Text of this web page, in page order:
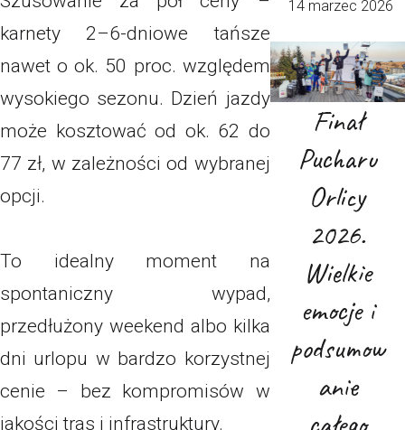
karnety 2–6-dniowe tańsze
nawet o ok. 50 proc. względem
wysokiego sezonu. Dzień jazdy
może kosztować od ok. 62 do
77 zł, w zależności od wybranej
opcji.
To idealny moment na
spontaniczny wypad,
przedłużony weekend albo kilka
dni urlopu w bardzo korzystnej
cenie – bez kompromisów w
jakości tras i infrastruktury.
14 marzec 2026
Finał
Pucharu
Orlicy
2026.
Wielkie
emocje i
podsumow
anie